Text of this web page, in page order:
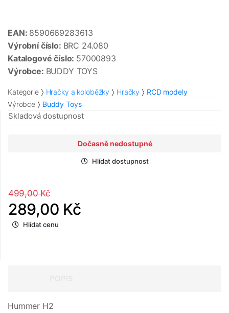
EAN: 8590669283613
Výrobní číslo: BRC 24.080
Katalogové číslo: 57000893
Výrobce: BUDDY TOYS
Kategorie Hračky a koloběžky Hračky
RCD modely
Výrobce
Buddy Toys
Skladová dostupnost
Dočasně nedostupné
Hlídat dostupnost
499,00 Kč
289,00 Kč
Hlídat cenu
Hummer H2